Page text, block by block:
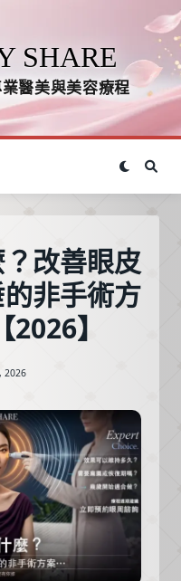
SHARE
醫美與美容療程
改善眼皮
非手術方
】
2026